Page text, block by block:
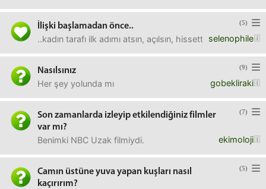
(5)
İlişki başlamadan önce..
selenophile
..kadın tarafı ilk adımı atsın, açılsın, hissettiği ne
(9)
Nasılsınız
gobekliraki
Her şey yolunda mı
(7)
Son zamanlarda izleyip etkilendiğiniz filmler
var mı?
ekimoloji
Benimki NBC Uzak filmiydi.
(5)
Camın üstüne yuva yapan kuşları nasıl
kaçırırım?